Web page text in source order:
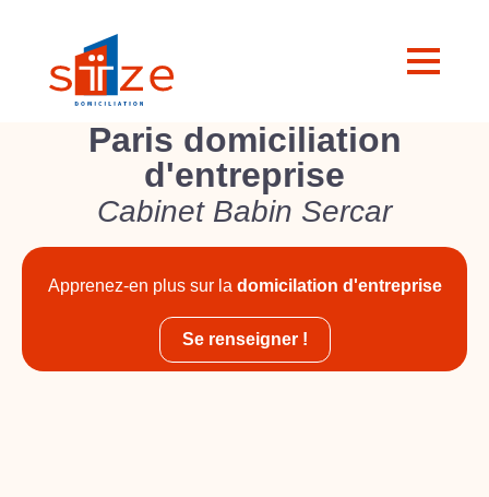
Paris domiciliation
d'entreprise
Cabinet Babin Sercar
Apprenez-en plus sur la domicilation d'entreprise
Se renseigner !